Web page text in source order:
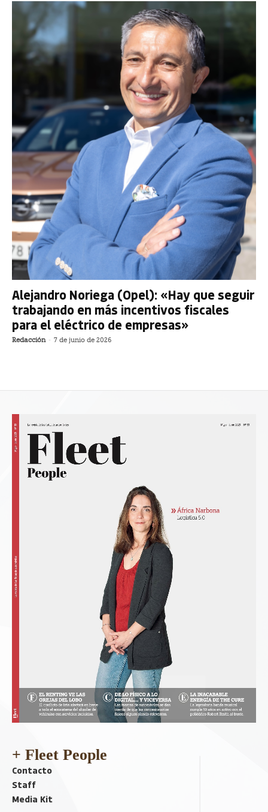
Alejandro Noriega (Opel): «Hay que seguir
trabajando en más incentivos fiscales
para el eléctrico de empresas»
Redacción - 7 de junio de 2026
+ Fleet People
Contacto
Staff
Media Kit